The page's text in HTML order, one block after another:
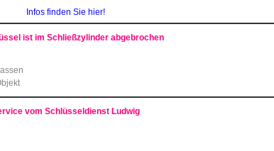
Infos finden Sie hier!
ist im Schließzylinder abgebrochen
vom Schlüsseldienst Ludwig